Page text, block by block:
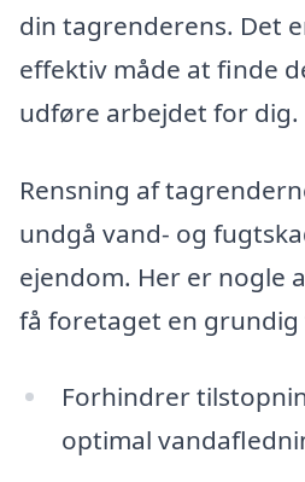
din tagrenderens. Det
effektiv måde at finde
udføre arbejdet for dig.
Rensning af
undgå vand- og
ejendom. Her er nogle
få foretaget en
Forhindrer
optimal